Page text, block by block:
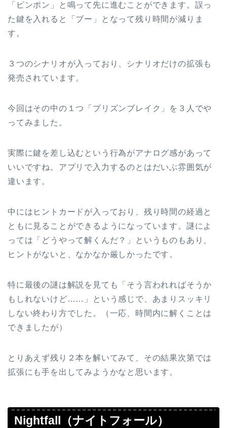
「ピンポン」と鳴って先に進むことができます。誤っ
た鍵を入れると「ブー」となって残り時間が減りま
す。
３つのシナリオが入っており、シナリオだけの拡張も
発売されています。
今回はその中の１つ「プリズンブレイク」を３人でや
ってみました。
実際に鍵を差し込むという行為がアナログ感があって
いいですね。アプリで入力するのとはだいぶ雰囲気が
違います。
中にはヒントカードが入っており、残り時間の経過と
ともに見ることができるようになっています。謎によ
っては「どうやって解くんだ？」というものもあり、
ヒントがないと、なかなか厳しかったです。
特に最後の謎は解説を見ても「そう言われればそうか
もしれないけど……」という感じで、あまりスッキリ
しない終わり方でした。（一応、時間内に解くことは
できましたが）
とりあえず残り２本を解いてみて、その結果次第では
拡張にも手を出してみようかなと思います。
Nightfall（ナイトフォール）